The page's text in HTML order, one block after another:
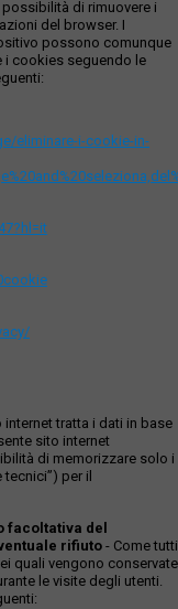
possibilità di rimuovere i
del browser. I
possono comunque
i cookies seguendo le
eliminare-i-cookie-in-
internet tratta i dati in base
sito internet
di memorizzare solo i
per il
facoltativa del
rifiuto - Come tutti
quali vengono conservate
le visite degli utenti.